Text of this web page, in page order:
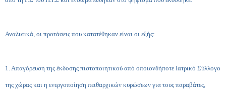
Αναλυτικά, οι προτάσεις που κατατέθηκαν είναι οι εξής:
1. Απαγόρευση της έκδοσης πιστοποιητικού από οποιονδήποτε Ιατρικό Σύλλογο
της χώρας και η ενεργοποίηση πειθαρχικών κυρώσεων για τους παραβάτες,